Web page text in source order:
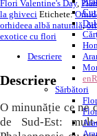
Sărbători
Flori Valentine's Day,
la ghiveci Etichete:
orhideea albă naturală,
exotice cu flori
Descriere
Descriere
O minunăție ce ne
de Sud-Est: